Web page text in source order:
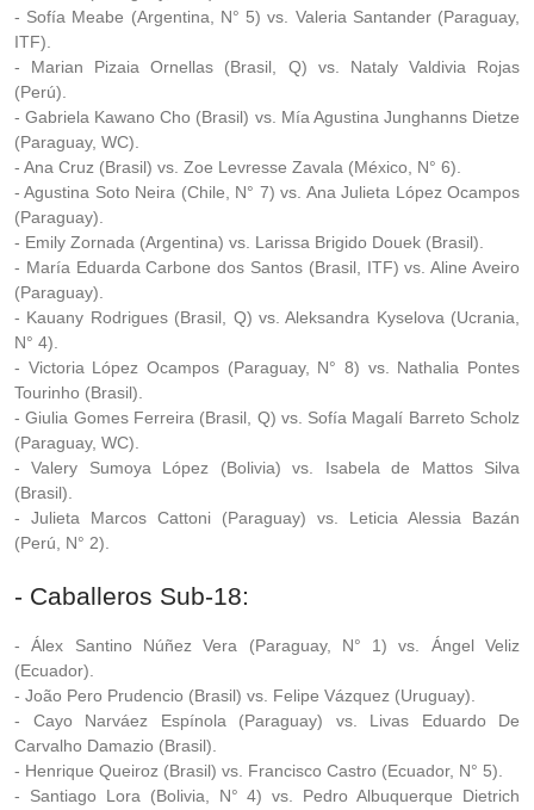
- Sofía Meabe (Argentina, N° 5) vs. Valeria Santander (Paraguay,
ITF).
- Marian Pizaia Ornellas (Brasil, Q) vs. Nataly Valdivia Rojas
(Perú).
- Gabriela Kawano Cho (Brasil) vs. Mía Agustina Junghanns Dietze
(Paraguay, WC).
- Ana Cruz (Brasil) vs. Zoe Levresse Zavala (México, N° 6).
- Agustina Soto Neira (Chile, N° 7) vs. Ana Julieta López Ocampos
(Paraguay).
- Emily Zornada (Argentina) vs. Larissa Brigido Douek (Brasil).
- María Eduarda Carbone dos Santos (Brasil, ITF) vs. Aline Aveiro
(Paraguay).
- Kauany Rodrigues (Brasil, Q) vs. Aleksandra Kyselova (Ucrania,
N° 4).
- Victoria López Ocampos (Paraguay, N° 8) vs. Nathalia Pontes
Tourinho (Brasil).
- Giulia Gomes Ferreira (Brasil, Q) vs. Sofía Magalí Barreto Scholz
(Paraguay, WC).
- Valery Sumoya López (Bolivia) vs. Isabela de Mattos Silva
(Brasil).
- Julieta Marcos Cattoni (Paraguay) vs. Leticia Alessia Bazán
(Perú, N° 2).
- Caballeros Sub-18:
- Álex Santino Núñez Vera (Paraguay, N° 1) vs. Ángel Veliz
(Ecuador).
- João Pero Prudencio (Brasil) vs. Felipe Vázquez (Uruguay).
- Cayo Narváez Espínola (Paraguay) vs. Livas Eduardo De
Carvalho Damazio (Brasil).
- Henrique Queiroz (Brasil) vs. Francisco Castro (Ecuador, N° 5).
- Santiago Lora (Bolivia, N° 4) vs. Pedro Albuquerque Dietrich